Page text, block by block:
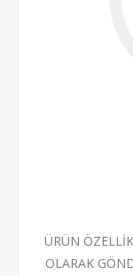
ÜRÜN
OLARAK